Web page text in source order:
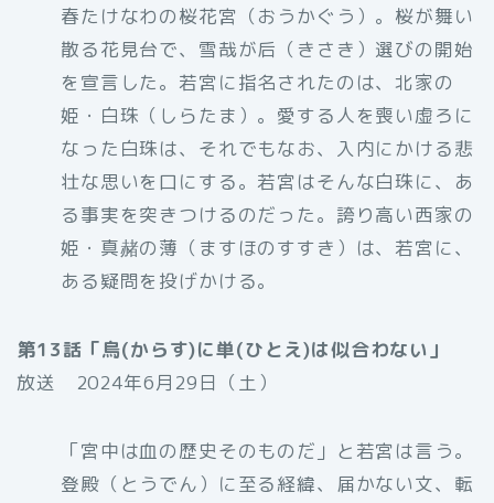
春たけなわの桜花宮（おうかぐう）。桜が舞い
散る花見台で、雪哉が后（きさき）選びの開始
を宣言した。若宮に指名されたのは、北家の
姫・白珠（しらたま）。愛する人を喪い虚ろに
なった白珠は、それでもなお、入内にかける悲
壮な思いを口にする。若宮はそんな白珠に、あ
る事実を突きつけるのだった。誇り高い西家の
姫・真赭の薄（ますほのすすき）は、若宮に、
ある疑問を投げかける。
第13話「烏(からす)に単(ひとえ)は似合わない」
放送 2024年6月29日（土）
「宮中は血の歴史そのものだ」と若宮は言う。
登殿（とうでん）に至る経緯、届かない文、転